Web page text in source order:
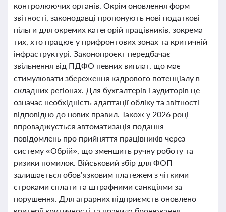
контролюючих органів. Окрім оновлення форм
звітності, законодавці пропонують нові податкові
пільги для окремих категорій працівників, зокрема
тих, хто працює у прифронтових зонах та критичній
інфраструктурі. Законопроєкт передбачає
звільнення від ПДФО певних виплат, що має
стимулювати збереження кадрового потенціалу в
складних регіонах. Для бухгалтерів і аудиторів це
означає необхідність адаптації обліку та звітності
відповідно до нових правил. Також у 2026 році
впроваджується автоматизація подання
повідомлень про прийняття працівників через
систему «Обрій», що зменшить ручну роботу та
ризики помилок. Військовий збір для ФОП
залишається обов’язковим платежем з чіткими
строками сплати та штрафними санкціями за
порушення. Для аграрних підприємств оновлено